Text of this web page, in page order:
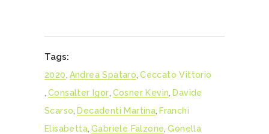
Tags:
2020 Andrea Spataro Ceccato Vittorio
Consalter Igor Cosner Kevin Davide
Scarso Decadenti Martina Franchi
Elisabetta Gabriele Falzone Gonella